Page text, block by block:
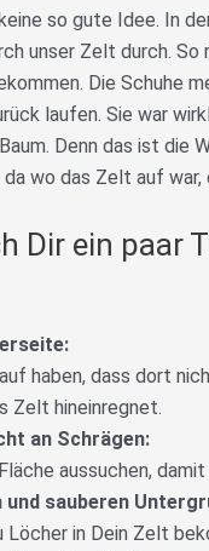
so gute Idee. In
unser Zelt durch.
Die Schuhe
laufen. Sie war
Denn das ist die
wo das Zelt auf
Dir ein paar
haben, dass dort
Zelt hineinregnet.
an Schrägen:
aussuchen,
sauberen
in Dein Zelt